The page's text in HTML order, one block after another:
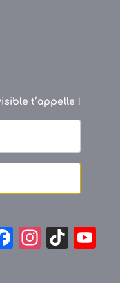
t’appelle !
F
In Ti